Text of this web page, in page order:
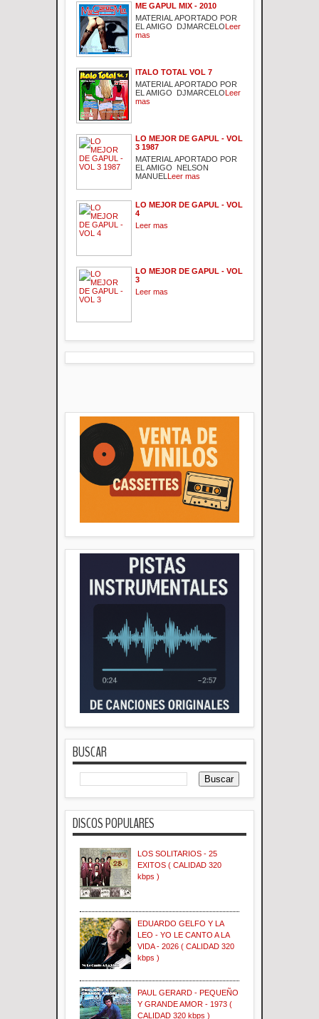
ME GAPUL MIX - 2010
MATERIAL APORTADO POR
EL AMIGO DJMARCELOLeer
mas
ITALO TOTAL VOL 7
MATERIAL APORTADO POR
EL AMIGO DJMARCELOLeer
mas
LO MEJOR DE GAPUL - VOL
3 1987
MATERIAL APORTADO POR
EL AMIGO NELSON
MANUEL Leer mas
LO MEJOR DE GAPUL - VOL
4
Leer mas
LO MEJOR DE GAPUL - VOL
3
Leer mas
BUSCAR
DISCOS POPULARES
LOS SOLITARIOS - 25
EXITOS ( CALIDAD 320
kbps )
EDUARDO GELFO Y LA
LEO - YO LE CANTO A LA
VIDA - 2026 ( CALIDAD 320
kbps )
PAUL GERARD - PEQUEÑO
Y GRANDE AMOR - 1973 (
CALIDAD 320 kbps )